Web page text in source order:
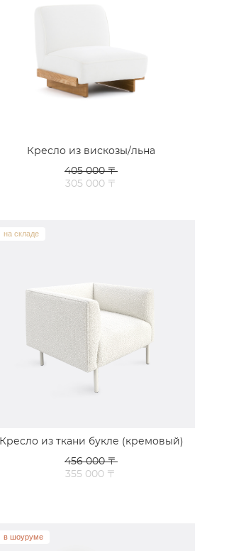
Кресло из вискозы/льна
405 000 〒
305 000 〒
на складе
Кресло из ткани букле (кремовый)
456 000 〒
355 000 〒
в шоуруме